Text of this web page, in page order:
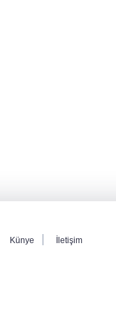
Künye İletişim